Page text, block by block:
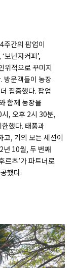
주간의 팝업이
보난자커피’,
위적으로 꾸미지
방문객들이 농장
집중했다. 팝업
함께 농장을
, 오후 2시 30분,
했다. 태풍과
고, 거의 모든 세션이
년 10월, 두 번째
르츠’가 파트너로
했다.